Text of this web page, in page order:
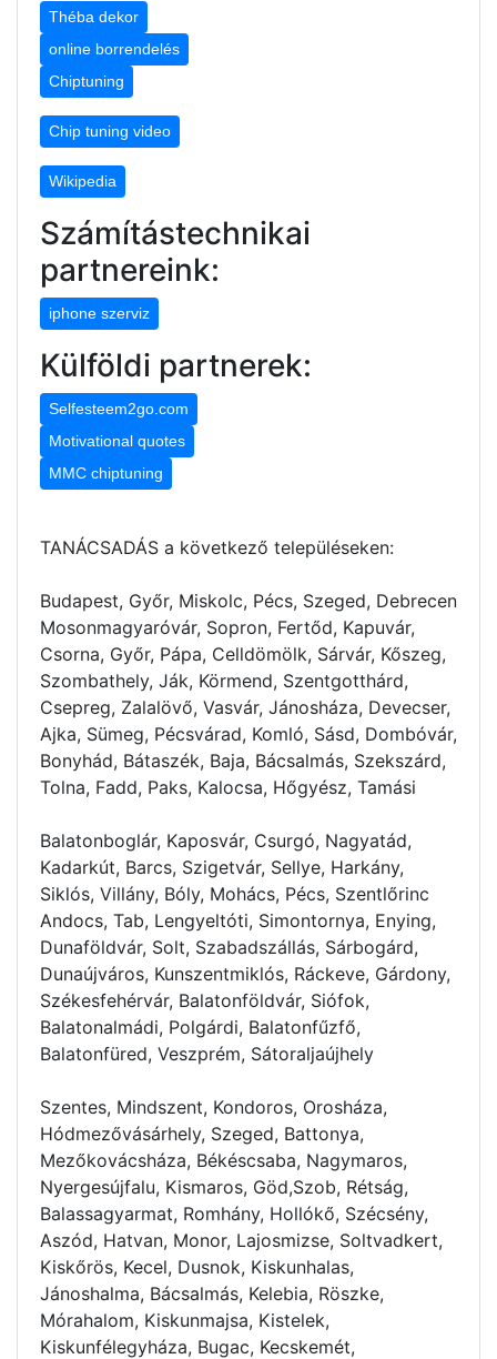
Théba dekor
online borrendelés
Chiptuning
Chip tuning video
Wikipedia
Számítástechnikai
partnereink:
iphone szerviz
Külföldi partnerek:
Selfesteem2go.com
Motivational quotes
MMC chiptuning
TANÁCSADÁS a következő településeken:
Budapest, Győr, Miskolc, Pécs, Szeged, Debrecen
Mosonmagyaróvár, Sopron, Fertőd, Kapuvár,
Csorna, Győr, Pápa, Celldömölk, Sárvár, Kőszeg,
Szombathely, Ják, Körmend, Szentgotthárd,
Csepreg, Zalalövő, Vasvár, Jánosháza, Devecser,
Ajka, Sümeg, Pécsvárad, Komló, Sásd, Dombóvár,
Bonyhád, Bátaszék, Baja, Bácsalmás, Szekszárd,
Tolna, Fadd, Paks, Kalocsa, Hőgyész, Tamási
Balatonboglár, Kaposvár, Csurgó, Nagyatád,
Kadarkút, Barcs, Szigetvár, Sellye, Harkány,
Siklós, Villány, Bóly, Mohács, Pécs, Szentlőrinc
Andocs, Tab, Lengyeltóti, Simontornya, Enying,
Dunaföldvár, Solt, Szabadszállás, Sárbogárd,
Dunaújváros, Kunszentmiklós, Ráckeve, Gárdony,
Székesfehérvár, Balatonföldvár, Siófok,
Balatonalmádi, Polgárdi, Balatonfűzfő,
Balatonfüred, Veszprém, Sátoraljaújhely
Szentes, Mindszent, Kondoros, Orosháza,
Hódmezővásárhely, Szeged, Battonya,
Mezőkovácsháza, Békéscsaba, Nagymaros,
Nyergesújfalu, Kismaros, Göd,Szob, Rétság,
Balassagyarmat, Romhány, Hollókő, Szécsény,
Aszód, Hatvan, Monor, Lajosmizse, Soltvadkert,
Kiskőrös, Kecel, Dusnok, Kiskunhalas,
Jánoshalma, Bácsalmás, Kelebia, Röszke,
Mórahalom, Kiskunmajsa, Kistelek,
Kiskunfélegyháza, Bugac, Kecskemét,